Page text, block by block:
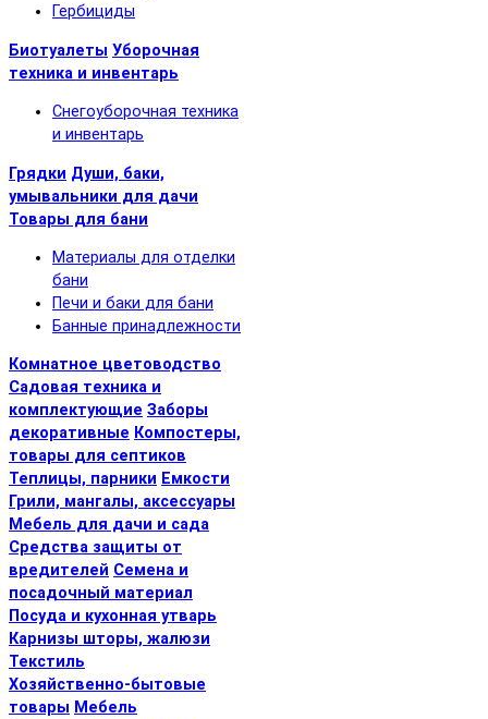
Гербициды
Биотуалеты Уборочная
техника и инвентарь
Снегоуборочная техника
и инвентарь
Грядки Души, баки,
умывальники для дачи
Товары для бани
Материалы для отделки
бани
Печи и баки для бани
Банные принадлежности
Комнатное цветоводство
Садовая техника и
комплектующие Заборы
декоративные Компостеры,
товары для септиков
Теплицы, парники Емкости
Грили, мангалы, аксессуары
Мебель для дачи и сада
Средства защиты от
вредителей Семена и
посадочный материал
Посуда и кухонная утварь
Карнизы шторы, жалюзи
Текстиль
Хозяйственно-бытовые
товары Мебель